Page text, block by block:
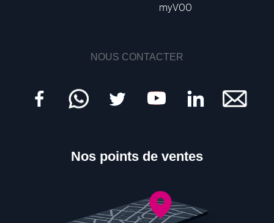
myVOO
NOUS CONTACTER
Nos points de ventes